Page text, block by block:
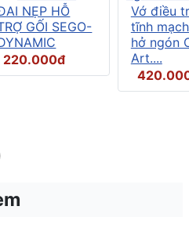
NẸP HỖ
GỐI SEGO-
220.000đ
Vớ điều
tĩnh
hở ngón
Art....